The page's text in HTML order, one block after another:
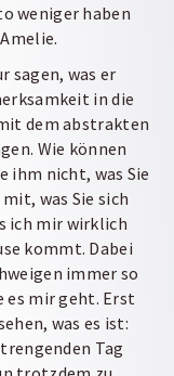
weniger haben
sagen, was er
in die
dem abstrakten
Wie können
ihm nicht, was Sie
was Sie sich
ich mir wirklich
kommt. Dabei
immer so
es mir geht. Erst
was es ist:
Tag